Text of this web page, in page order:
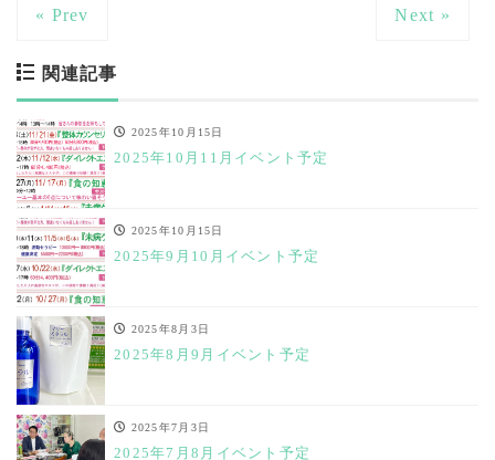
« Prev Next »
関連記事
2025年10月15日
2025年10月11月イベント予定
2025年10月15日
2025年9月10月イベント予定
2025年8月3日
2025年8月9月イベント予定
2025年7月3日
2025年7月8月イベント予定